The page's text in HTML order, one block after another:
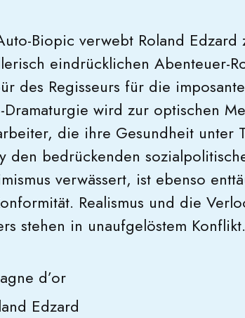
Biopic verwebt Roland Edzard
eindrücklichen Abenteuer-
des Regisseurs für die
Dramaturgie wird zur optischen
die ihre Gesundheit unter
den bedrückenden
verwässert, ist ebenso
Realismus und die
stehen in unaufgelöstem Konflikt.
d’or
Edzard